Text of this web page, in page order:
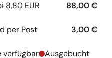
8,80 EUR
88,00 €
per Post 3,00 €
verfügbar Ausgebucht